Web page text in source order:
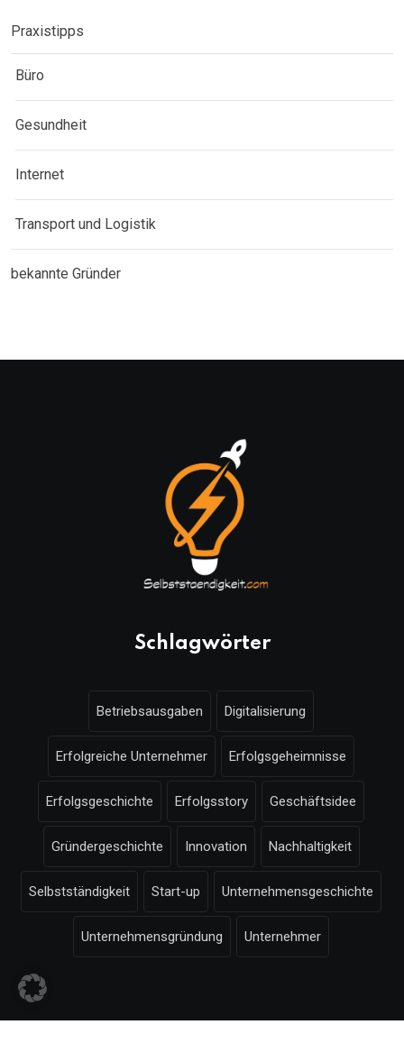
Praxistipps
Büro
Gesundheit
Internet
Transport und Logistik
bekannte Gründer
Schlagwörter
Betriebsausgaben Digitalisierung
Erfolgreiche Unternehmer Erfolgsgeheimnisse
Erfolgsgeschichte Erfolgsstory Geschäftsidee
Gründergeschichte Innovation Nachhaltigkeit
Selbstständigkeit Start-up Unternehmensgeschichte
Unternehmensgründung Unternehmer